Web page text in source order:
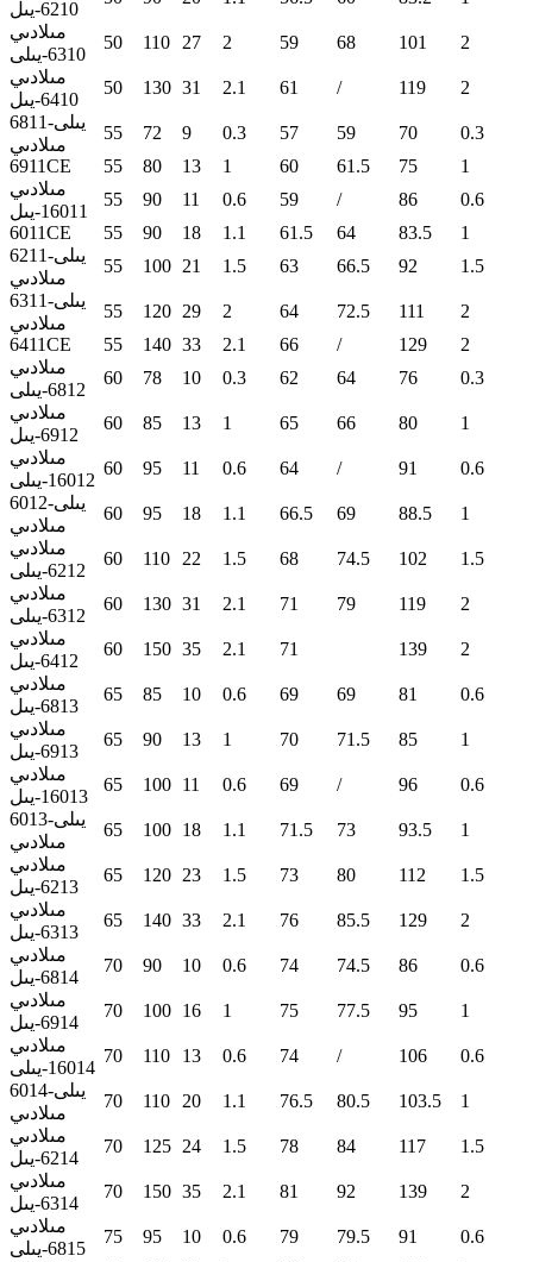
6210-يىل
مىلادىي
6310-يىلى
50 110 27 2 59 68 101
2
مىلادىي
6410-يىل
50 130 31 2.1 61 / 119
2
6811-يىلى
مىلادىي
55 72 9 0.3 57 59 70
0.3
6911CE
55 80 13 1 60 61.5 75
1
مىلادىي
16011-يىل
55 90 11 0.6 59 / 86
0.6
6011CE
55 90 18 1.1 61.5 64 83.5
1
6211-يىلى
مىلادىي
55 100 21 1.5 63 66.5 92
1.5
6311-يىلى
مىلادىي
55 120 29 2 64 72.5 111
2
6411CE
55 140 33 2.1 66 / 129
2
مىلادىي
6812-يىلى
60 78 10 0.3 62 64 76
0.3
مىلادىي
6912-يىل
60 85 13 1 65 66 80
1
مىلادىي
16012-يىلى
60 95 11 0.6 64 / 91
0.6
6012-يىلى
مىلادىي
60 95 18 1.1 66.5 69 88.5
1
مىلادىي
6212-يىلى
60 110 22 1.5 68 74.5 102
1.5
مىلادىي
6312-يىلى
60 130 31 2.1 71 79 119
2
مىلادىي
6412-يىل
60 150 35 2.1 71 139
2
مىلادىي
6813-يىل
65 85 10 0.6 69 69 81
0.6
مىلادىي
6913-يىل
65 90 13 1 70 71.5 85
1
مىلادىي
16013-يىل
65 100 11 0.6 69 / 96
0.6
6013-يىلى
مىلادىي
65 100 18 1.1 71.5 73 93.5
1
مىلادىي
6213-يىل
65 120 23 1.5 73 80 112
1.5
مىلادىي
6313-يىل
65 140 33 2.1 76 85.5 129
2
مىلادىي
6814-يىل
70 90 10 0.6 74 74.5 86
0.6
مىلادىي
6914-يىل
70 100 16 1 75 77.5 95
1
مىلادىي
16014-يىلى
70 110 13 0.6 74 / 106
0.6
6014-يىلى
مىلادىي
70 110 20 1.1 76.5 80.5 103.5
1
مىلادىي
6214-يىل
70 125 24 1.5 78 84 117
1.5
مىلادىي
6314-يىل
70 150 35 2.1 81 92 139
2
مىلادىي
6815-يىلى
75 95 10 0.6 79 79.5 91
0.6